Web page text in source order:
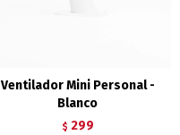
Ventilador Mini Personal -
Blanco
$ 299